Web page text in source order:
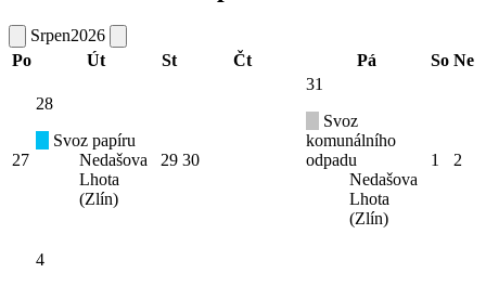
Srpen2026
Po
Út St Čt Pá So Ne
27
28
Svoz papíru
Nedašova
Lhota
(Zlín)
29 30
31
Svoz
komunálního
odpadu
Nedašova
Lhota
(Zlín)
1 2
4